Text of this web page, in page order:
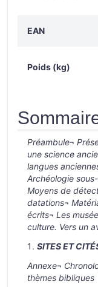
EAN
Poids (kg)
Préambule¬
une science
langues
Archéologie
Moyens de
datations¬
écrits¬ Les
culture. Vers un
SITES ET
Annexe¬
thèmes bibliques